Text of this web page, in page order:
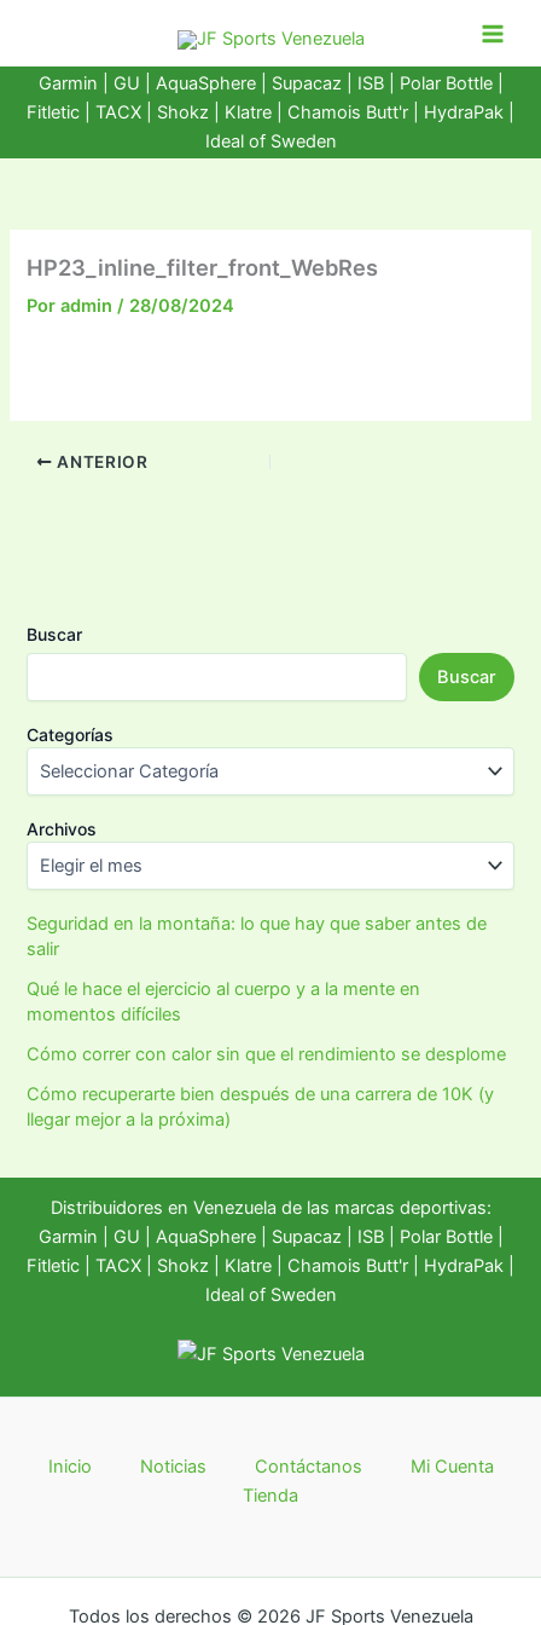
contenido
Garmin GU AquaSphere| Supacaz | ISB | Polar Bottle|
Fitletic
TACX Shokz Klatre Chamois Butt'r HydraPak
Ideal of Sweden
HP23_inline_filter_front_WebRes
Poradmin/ 28/08/2024
ANTERIOR
Buscar
Buscar
Categorías
Archivos
Seguridad en la montaña: lo que hay que saber antes de
salir
Qué le hace el ejercicio al cuerpo y a la mente en
momentos difíciles
Cómo correr con calor sin que el rendimiento se desplome
Cómo recuperarte bien después de una carrera de 10K (y
llegar mejor a la próxima)
Distribuidores en Venezuela de las marcas deportivas:
Garmin
GU AquaSphere| Supacaz | ISB | Polar Bottle|
Fitletic
TACX Shokz Klatre Chamois Butt'r HydraPak
Ideal of Sweden
Inicio Noticias Contáctanos
Mi Cuenta
Tienda
Todos los derechos © 2026 JF Sports Venezuela